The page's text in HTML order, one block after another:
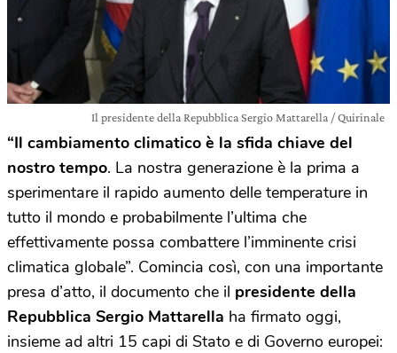
Il presidente della Repubblica Sergio Mattarella / Quirinale
“Il cambiamento climatico è la sfida chiave del
nostro tempo. La nostra generazione è la prima a
sperimentare il rapido aumento delle temperature in
tutto il mondo e probabilmente l’ultima che
effettivamente possa combattere l’imminente crisi
climatica globale”. Comincia così, con una importante
presa d’atto, il documento che il presidente della
Repubblica Sergio Mattarella ha firmato oggi,
insieme ad altri 15 capi di Stato e di Governo europei: